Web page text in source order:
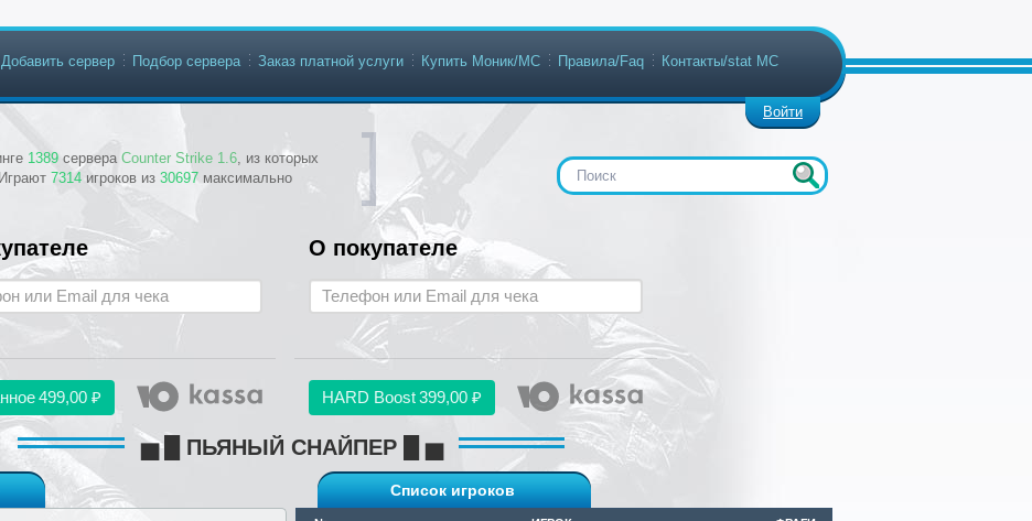
1389 сервера Counter Strike 1.6, из которых
7314 игроков из 30697 максимально
Войти
Добавить сервер Подбор сервера Заказ платной услуги Купить Моник/МС Правила/Faq Контакты/stat МС
499,00 ₽
О покупателе
HARD Boost399,00 ₽
▅ █ ПЬЯНЫЙ СНАЙПЕР █ ▅
Список игроков